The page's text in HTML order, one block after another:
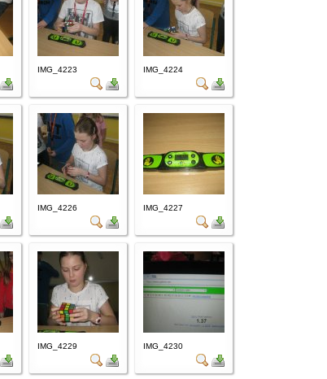
IMG_4223 IMG_4224
IMG_4226 IMG_4227
IMG_4229 IMG_4230